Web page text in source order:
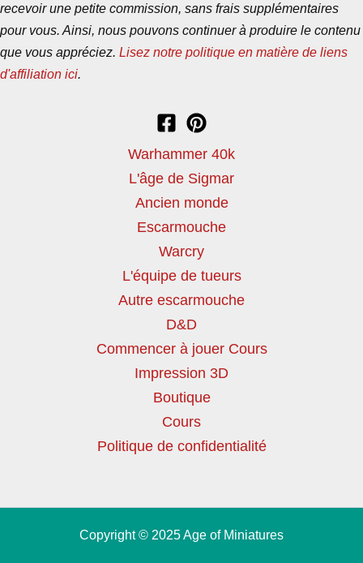
recevoir une petite commission, sans frais supplémentaires
pour vous. Ainsi, nous pouvons continuer à produire le contenu
que vous appréciez. Lisez notre politique en matière de liens
d'affiliation ici.
Warhammer 40k
L'âge de Sigmar
Ancien monde
Escarmouche
Warcry
L'équipe de tueurs
Autre escarmouche
D&D
Commencer à jouer Cours
Impression 3D
Boutique
Cours
Politique de confidentialité
Copyright © 2025 Age of Miniatures